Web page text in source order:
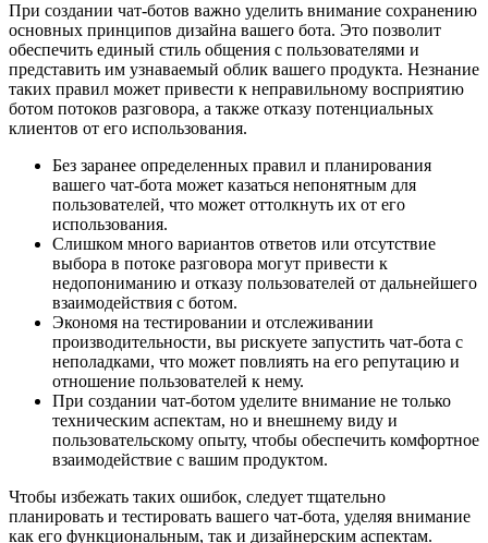
При создании чат-ботов важно уделить внимание сохранению
основных принципов дизайна вашего бота. Это позволит
обеспечить единый стиль общения с пользователями и
представить им узнаваемый облик вашего продукта. Незнание
таких правил может привести к неправильному восприятию
ботом потоков разговора, а также отказу потенциальных
клиентов от его использования.
Без заранее определенных правил и планирования
вашего чат-бота может казаться непонятным для
пользователей, что может оттолкнуть их от его
использования.
Слишком много вариантов ответов или отсутствие
выбора в потоке разговора могут привести к
недопониманию и отказу пользователей от дальнейшего
взаимодействия с ботом.
Экономя на тестировании и отслеживании
производительности, вы рискуете запустить чат-бота с
неполадками, что может повлиять на его репутацию и
отношение пользователей к нему.
При создании чат-ботом уделите внимание не только
техническим аспектам, но и внешнему виду и
пользовательскому опыту, чтобы обеспечить комфортное
взаимодействие с вашим продуктом.
Чтобы избежать таких ошибок, следует тщательно
планировать и тестировать вашего чат-бота, уделяя внимание
как его функциональным, так и дизайнерским аспектам.